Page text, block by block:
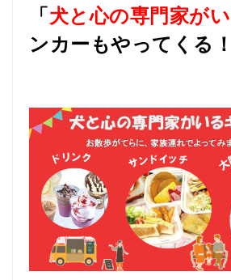
「犬と心の専門家が
ンカーもやってくる！